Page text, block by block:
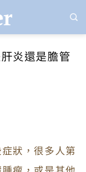
炎還是膽管
狀，很多人第